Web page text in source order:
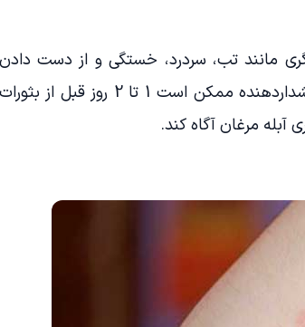
مانند تب، سردرد، خستگی و از دست
اشتها را نیز تجربه کند. با کمال تعجب، این علائم هشداردهنده ممکن است 1 تا 2 روز قبل از
آبله مرغان آگاه کند.